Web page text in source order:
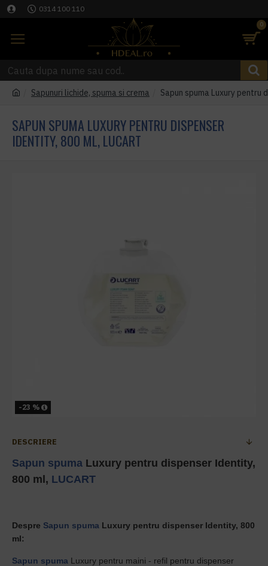
0314 100 110
0
Sapunuri lichide, spuma si crema Sapun spuma Luxury pentru
SAPUN SPUMA LUXURY PENTRU DISPENSER
IDENTITY, 800 ML, LUCART
-23 %
DESCRIERE
Sapun spuma Luxury pentru dispenser Identity,
800 ml, LUCART
Despre Sapun spuma Luxury pentru dispenser Identity, 800
ml:
Sapun spuma Luxury pentru maini - refil pentru dispenser